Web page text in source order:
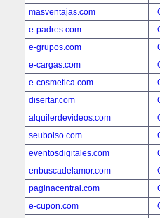
masventajas.com
e-padres.com
e-grupos.com
e-cargas.com
e-cosmetica.com
disertar.com
alquilerdevideos.com
seubolso.com
eventosdigitales.com
enbuscadelamor.com
paginacentral.com
e-cupon.com